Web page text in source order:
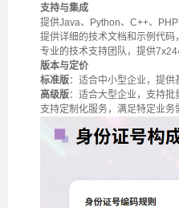
支持与集成
提供Java、Python、C++、
提供详细的技术文档和示例代码
专业的技术支持团队，提供7x24
版本与定价
标准版：适合中小型企业，提供
高级版：适合大型企业，支持批
支持定制化服务，满足特定业务